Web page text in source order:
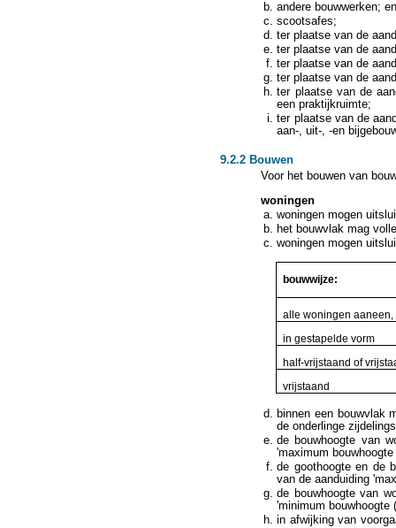
andere bouwwerken;
scootsafes;
ter plaatse van de
ter plaatse van de
ter plaatse van de
ter plaatse van de
ter plaatse van de
een praktijkruimte;
ter plaatse van de
aan-, uit-, -en
9.2.2 Bouwen
Voor het bouwen van
woningen
woningen mogen
het bouwvlak mag
woningen mogen
bouwwijze:
alle woningen
in gestapelde vorm
half-vrijstaand of
vrijstaand
binnen een bouwvlak
de onderlinge
de bouwhoogte van
'maximum
de goothoogte en de
van de aanduiding
de bouwhoogte van
'minimum bouwhoogte
in afwijking van